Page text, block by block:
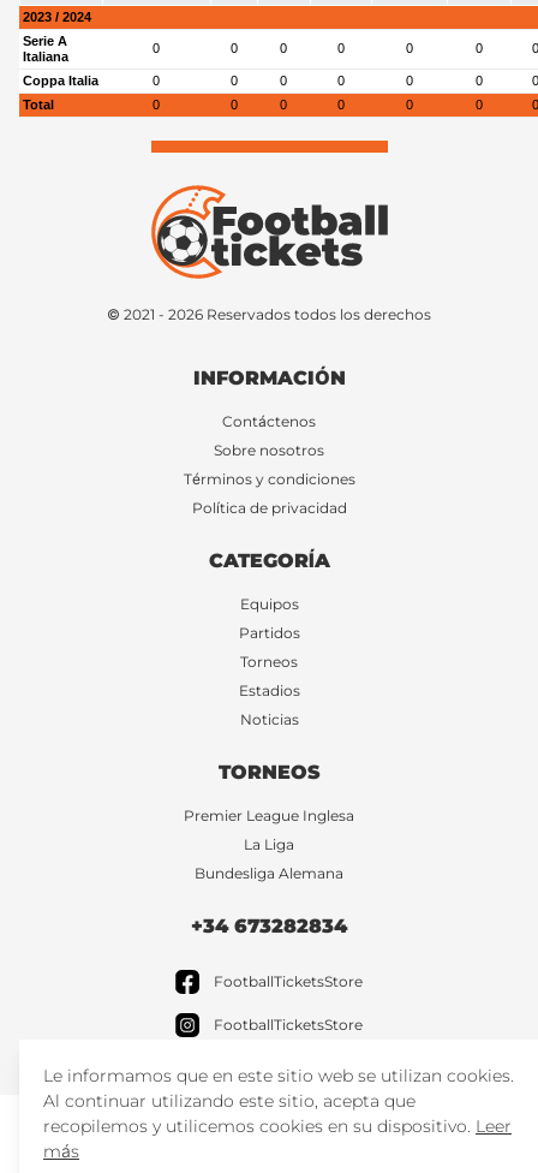
2023 / 2024
Serie A
Italiana
0 0 0 0 0 0 0
Coppa Italia 0 0 0 0 0 0
0
Total
0 0 0 0 0 0 0
© 2021 - 2026 Reservados todos los derechos
INFORMACIÓN
Contáctenos
Sobre nosotros
Términos y condiciones
Política de privacidad
CATEGORÍA
Equipos
Partidos
Torneos
Estadios
Noticias
TORNEOS
Premier League Inglesa
La Liga
Bundesliga Alemana
+34 673282834
FootballTicketsStore
FootballTicketsStore
Le informamos que en este sitio web se utilizan cookies.
Al continuar utilizando este sitio, acepta que
recopilemos y utilicemos cookies en su dispositivo. Leer
más